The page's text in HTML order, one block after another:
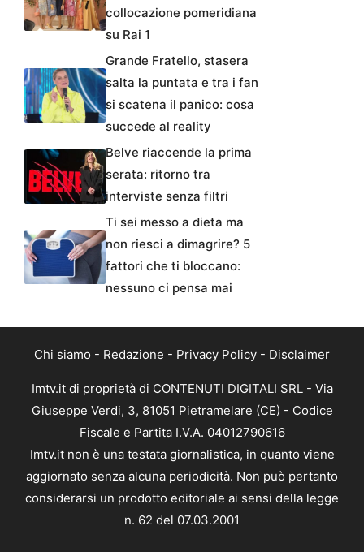
collocazione pomeridiana
su Rai 1
Grande Fratello, stasera
salta la puntata e tra i fan
si scatena il panico: cosa
succede al reality
Belve riaccende la prima
serata: ritorno tra
interviste senza filtri
Ti sei messo a dieta ma
non riesci a dimagrire? 5
fattori che ti bloccano:
nessuno ci pensa mai
Chi siamo - Redazione - Privacy Policy - Disclaimer
Imtv.it di proprietà di CONTENUTI DIGITALI SRL - Via
Giuseppe Verdi, 3, 81051 Pietramelare (CE) - Codice
Fiscale e Partita I.V.A. 04012790616
Imtv.it non è una testata giornalistica, in quanto viene
aggiornato senza alcuna periodicità. Non può pertanto
considerarsi un prodotto editoriale ai sensi della legge
n. 62 del 07.03.2001